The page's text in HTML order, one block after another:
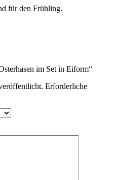
für den Frühling.
im Set in Eiform“
Erforderliche